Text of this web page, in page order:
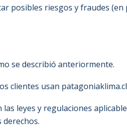
posibles riesgos y fraudes
se describió anteriormente.
clientes usan patagoniaklima.cl
leyes y regulaciones